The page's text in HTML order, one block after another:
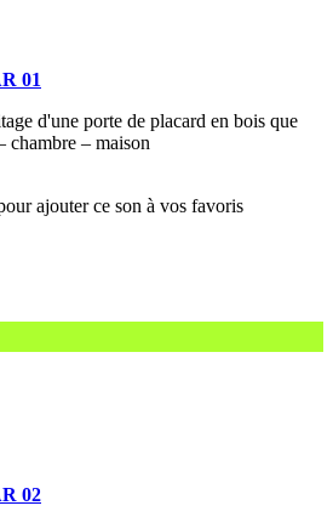
01
d'une porte de placard en bois que
chambre – maison
02